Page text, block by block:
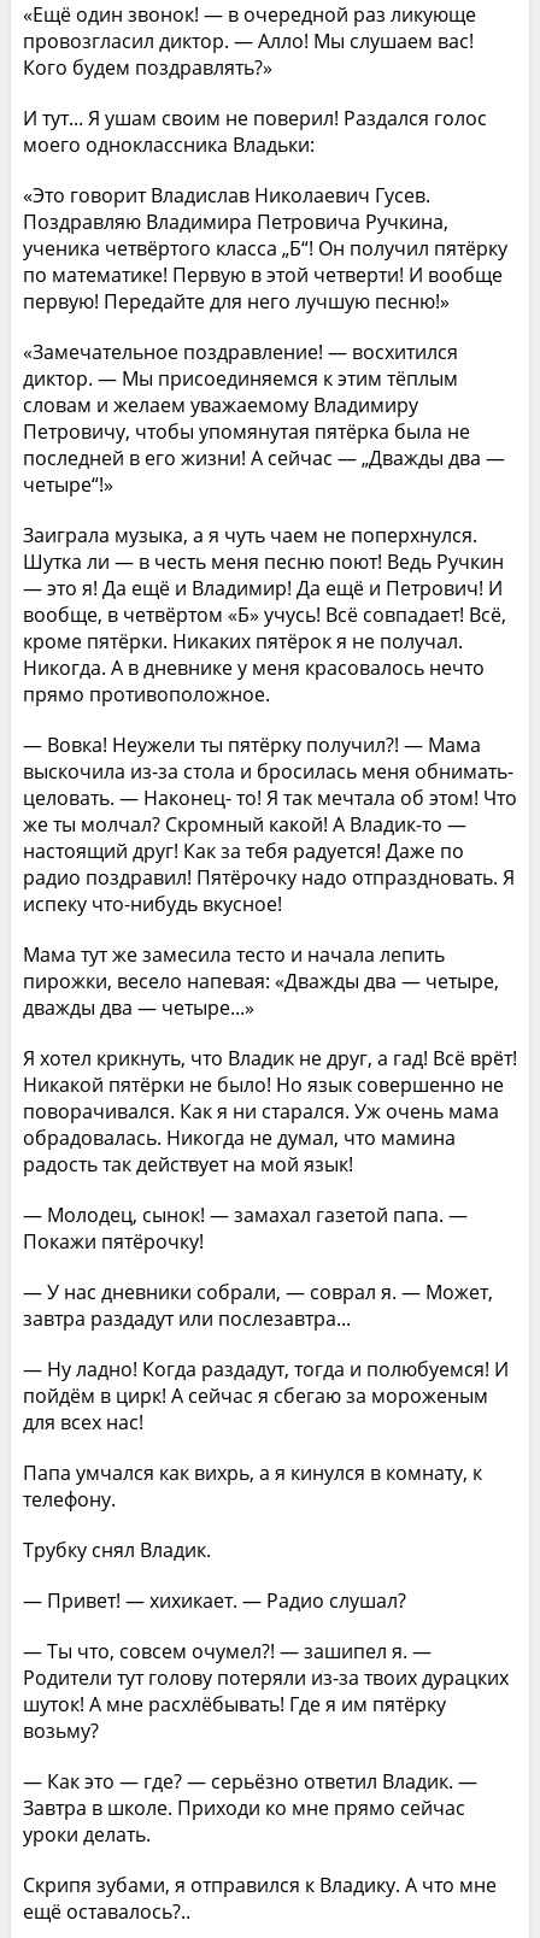
«Ещё один звонок! — в очередной раз ликующе
провозгласил диктор. — Алло! Мы слушаем вас!
Кого будем поздравлять?»
И тут... Я ушам своим не поверил! Раздался голос
моего одноклассника Владьки:
«Это говорит Владислав Николаевич Гусев.
Поздравляю Владимира Петровича Ручкина,
ученика четвёртого класса „Б“! Он получил пятёрку
по математике! Первую в этой четверти! И вообще
первую! Передайте для него лучшую песню!»
«Замечательное поздравление! — восхитился
диктор. — Мы присоединяемся к этим тёплым
словам и желаем уважаемому Владимиру
Петровичу, чтобы упомянутая пятёрка была не
последней в его жизни! А сейчас — „Дважды два —
четыре“!»
Заиграла музыка, а я чуть чаем не поперхнулся.
Шутка ли — в честь меня песню поют! Ведь Ручкин
— это я! Да ещё и Владимир! Да ещё и Петрович! И
вообще, в четвёртом «Б» учусь! Всё совпадает! Всё,
кроме пятёрки. Никаких пятёрок я не получал.
Никогда. А в дневнике у меня красовалось нечто
прямо противоположное.
— Вовка! Неужели ты пятёрку получил?! — Мама
выскочила из-за стола и бросилась меня обнимать-
целовать. — Наконец- то! Я так мечтала об этом! Что
же ты молчал? Скромный какой! А Владик-то —
настоящий друг! Как за тебя радуется! Даже по
радио поздравил! Пятёрочку надо отпраздновать. Я
испеку что-нибудь вкусное!
Мама тут же замесила тесто и начала лепить
пирожки, весело напевая: «Дважды два — четыре,
дважды два — четыре...»
Я хотел крикнуть, что Владик не друг, а гад! Всё врёт!
Никакой пятёрки не было! Но язык совершенно не
поворачивался. Как я ни старался. Уж очень мама
обрадовалась. Никогда не думал, что мамина
радость так действует на мой язык!
— Молодец, сынок! — замахал газетой папа. —
Покажи пятёрочку!
— У нас дневники собрали, — соврал я. — Может,
завтра раздадут или послезавтра...
— Ну ладно! Когда раздадут, тогда и полюбуемся! И
пойдём в цирк! А сейчас я сбегаю за мороженым
для всех нас!
Папа умчался как вихрь, а я кинулся в комнату, к
телефону.
Трубку снял Владик.
— Привет! — хихикает. — Радио слушал?
— Ты что, совсем очумел?! — зашипел я. —
Родители тут голову потеряли из-за твоих дурацких
шуток! А мне расхлёбывать! Где я им пятёрку
возьму?
— Как это — где? — серьёзно ответил Владик. —
Завтра в школе. Приходи ко мне прямо сейчас
уроки делать.
Скрипя зубами, я отправился к Владику. А что мне
ещё оставалось?..